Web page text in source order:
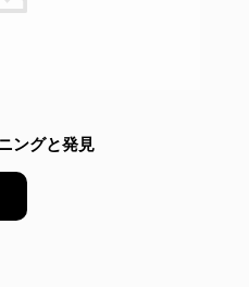
ングと発見